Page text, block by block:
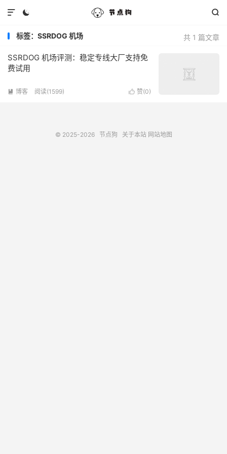
 

共 1 篇文章
标签：SSRDOG 机场
SSRDOG 机场评测：稳定专线大厂支持免
费试用
 赞(0)
 博客 阅读(1599)
© 2025-2026 节点狗 关于本站 网站地图